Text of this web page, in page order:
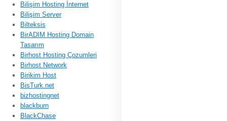
Bilişim Hosting İnternet
Bilişim Server
Bilteksis
BirADIM Hosting Domain
Tasarım
Birhost Hosting Çozumleri
Birhost Network
Birikim Host
BisTurk.net
bizhostingnet
blackburn
BlackChase